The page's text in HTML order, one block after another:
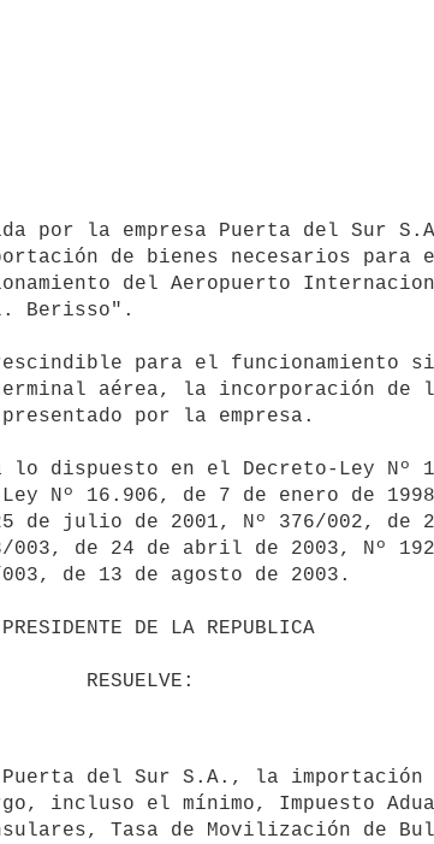
por la empresa Puerta del Sur
de bienes necesarios para
del Aeropuerto
Berisso".
para el funcionamiento
aérea, la incorporación de
por la empresa.
lo dispuesto en el Decreto-Ley Nº
Nº 16.906, de 7 de enero de
de julio de 2001, Nº 376/002, de
003, de 24 de abril de 2003, Nº
de 13 de agosto de 2003.
incluso el mínimo, Impuesto
Tasa de Movilización de